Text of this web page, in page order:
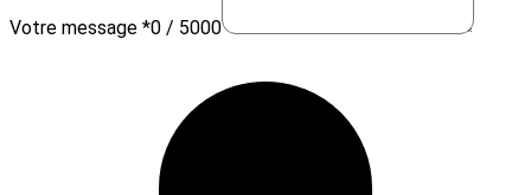
Votre message *0 / 5000